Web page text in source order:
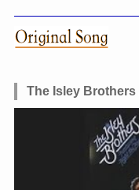
The Isley Brothers